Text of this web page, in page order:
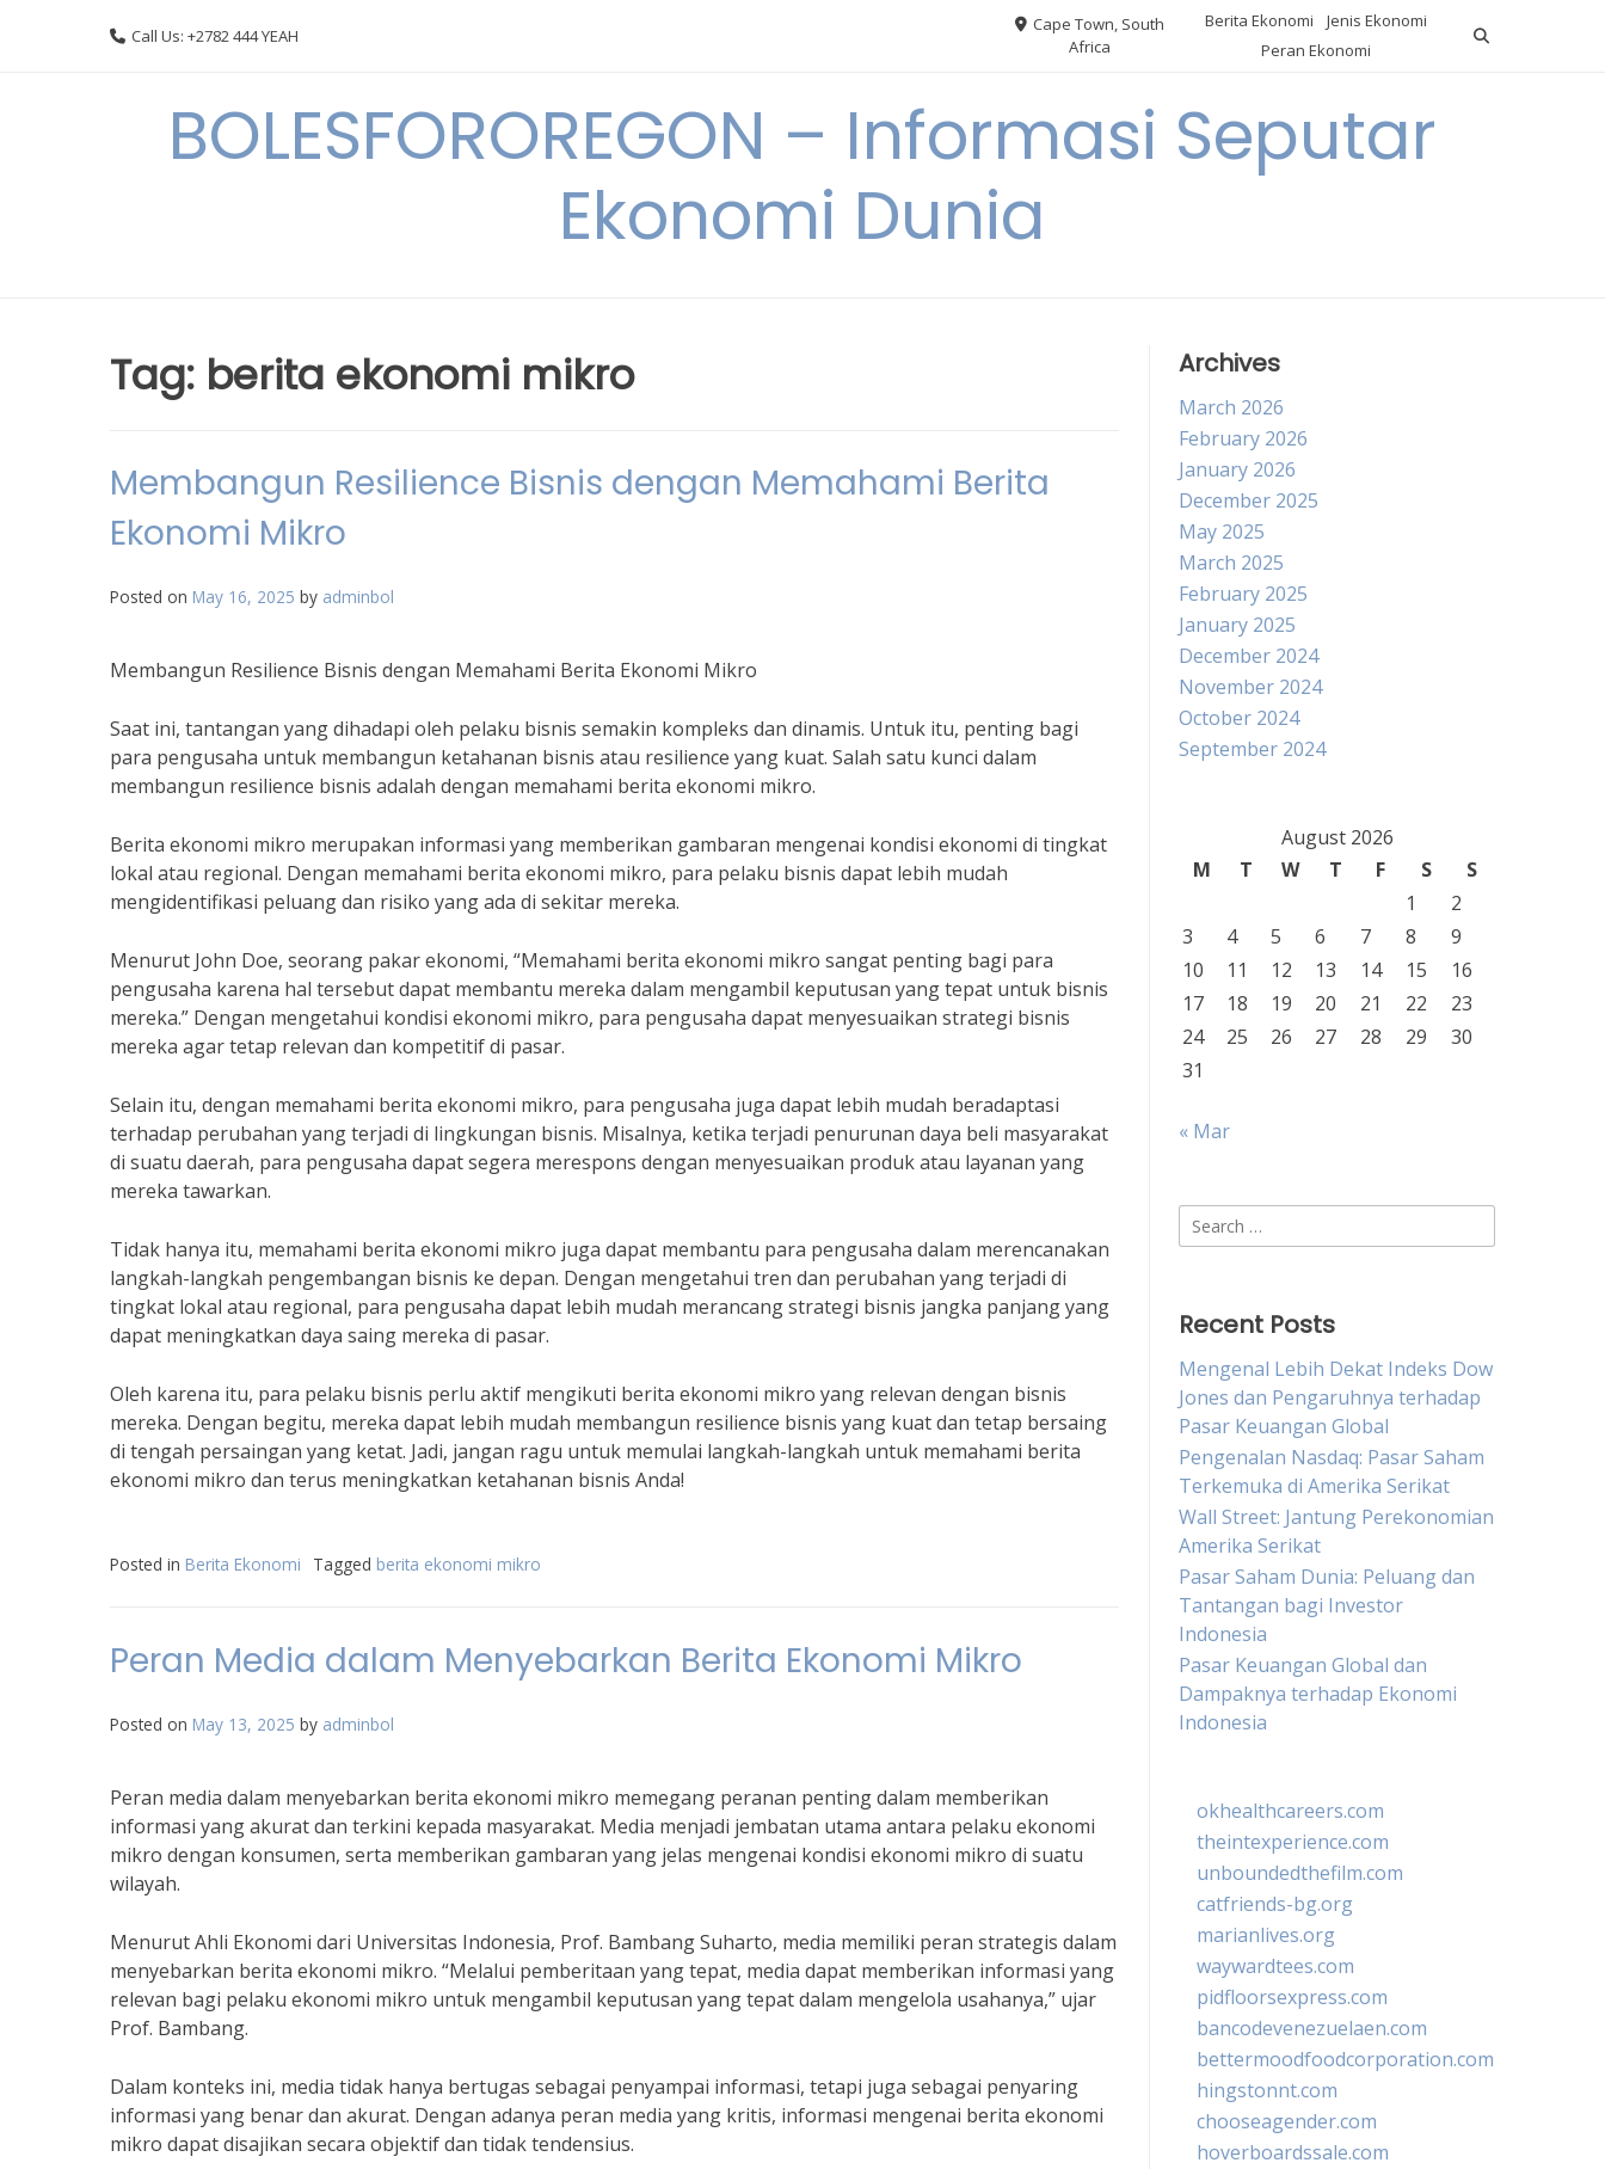
Call Us: +2782 444 YEAH
Cape Town, South
Africa
Berita Ekonomi
Jenis Ekonomi
Peran Ekonomi
BOLESFOROREGON – Informasi Seputar
Ekonomi Dunia
Tag: berita ekonomi mikro
Membangun Resilience Bisnis dengan Memahami Berita
Ekonomi Mikro
Posted on May 16, 2025 by adminbol
Membangun Resilience Bisnis dengan Memahami Berita Ekonomi Mikro
Saat ini, tantangan yang dihadapi oleh pelaku bisnis semakin kompleks dan dinamis. Untuk itu, penting bagi
para pengusaha untuk membangun ketahanan bisnis atau resilience yang kuat. Salah satu kunci dalam
membangun resilience bisnis adalah dengan memahami berita ekonomi mikro.
Berita ekonomi mikro merupakan informasi yang memberikan gambaran mengenai kondisi ekonomi di tingkat
lokal atau regional. Dengan memahami berita ekonomi mikro, para pelaku bisnis dapat lebih mudah
mengidentifikasi peluang dan risiko yang ada di sekitar mereka.
Menurut John Doe, seorang pakar ekonomi, “Memahami berita ekonomi mikro sangat penting bagi para
pengusaha karena hal tersebut dapat membantu mereka dalam mengambil keputusan yang tepat untuk bisnis
mereka.” Dengan mengetahui kondisi ekonomi mikro, para pengusaha dapat menyesuaikan strategi bisnis
mereka agar tetap relevan dan kompetitif di pasar.
Selain itu, dengan memahami berita ekonomi mikro, para pengusaha juga dapat lebih mudah beradaptasi
terhadap perubahan yang terjadi di lingkungan bisnis. Misalnya, ketika terjadi penurunan daya beli masyarakat
di suatu daerah, para pengusaha dapat segera merespons dengan menyesuaikan produk atau layanan yang
mereka tawarkan.
Tidak hanya itu, memahami berita ekonomi mikro juga dapat membantu para pengusaha dalam merencanakan
langkah-langkah pengembangan bisnis ke depan. Dengan mengetahui tren dan perubahan yang terjadi di
tingkat lokal atau regional, para pengusaha dapat lebih mudah merancang strategi bisnis jangka panjang yang
dapat meningkatkan daya saing mereka di pasar.
Oleh karena itu, para pelaku bisnis perlu aktif mengikuti berita ekonomi mikro yang relevan dengan bisnis
mereka. Dengan begitu, mereka dapat lebih mudah membangun resilience bisnis yang kuat dan tetap bersaing
di tengah persaingan yang ketat. Jadi, jangan ragu untuk memulai langkah-langkah untuk memahami berita
ekonomi mikro dan terus meningkatkan ketahanan bisnis Anda!
Posted in Berita Ekonomi Tagged berita ekonomi mikro
Peran Media dalam Menyebarkan Berita Ekonomi Mikro
Posted on May 13, 2025 by adminbol
Peran media dalam menyebarkan berita ekonomi mikro memegang peranan penting dalam memberikan
informasi yang akurat dan terkini kepada masyarakat. Media menjadi jembatan utama antara pelaku ekonomi
mikro dengan konsumen, serta memberikan gambaran yang jelas mengenai kondisi ekonomi mikro di suatu
wilayah.
Menurut Ahli Ekonomi dari Universitas Indonesia, Prof. Bambang Suharto, media memiliki peran strategis dalam
menyebarkan berita ekonomi mikro. “Melalui pemberitaan yang tepat, media dapat memberikan informasi yang
relevan bagi pelaku ekonomi mikro untuk mengambil keputusan yang tepat dalam mengelola usahanya,” ujar
Prof. Bambang.
Dalam konteks ini, media tidak hanya bertugas sebagai penyampai informasi, tetapi juga sebagai penyaring
informasi yang benar dan akurat. Dengan adanya peran media yang kritis, informasi mengenai berita ekonomi
mikro dapat disajikan secara objektif dan tidak tendensius.
Archives
March 2026
February 2026
January 2026
December 2025
May 2025
March 2025
February 2025
January 2025
December 2024
November 2024
October 2024
September 2024
August 2026
M
T W T F S
S
1
2
3
4 5 6 7 8
9
10
11 12 13 14 15
16
17
18 19 20 21 22
23
24
25 26 27 28 29
30
31
« Mar
Search
for:
Recent Posts
Mengenal Lebih Dekat Indeks Dow
Jones dan Pengaruhnya terhadap
Pasar Keuangan Global
Pengenalan Nasdaq: Pasar Saham
Terkemuka di Amerika Serikat
Wall Street: Jantung Perekonomian
Amerika Serikat
Pasar Saham Dunia: Peluang dan
Tantangan bagi Investor
Indonesia
Pasar Keuangan Global dan
Dampaknya terhadap Ekonomi
Indonesia
okhealthcareers.com
theintexperience.com
unboundedthefilm.com
catfriends-bg.org
marianlives.org
waywardtees.com
pidfloorsexpress.com
bancodevenezuelaen.com
bettermoodfoodcorporation.com
hingstonnt.com
chooseagender.com
hoverboardssale.com